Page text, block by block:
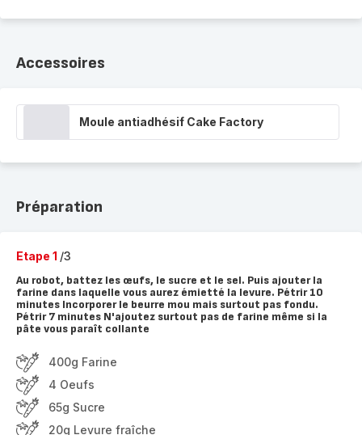
Accessoires
Moule antiadhésif Cake Factory
Préparation
Etape 1 /3
Au robot, battez les œufs, le sucre et le sel. Puis ajouter la
farine dans laquelle vous aurez émietté la levure. Pétrir 10
minutes Incorporer le beurre mou mais surtout pas fondu.
Pétrir 7 minutes N'ajoutez surtout pas de farine même si la
pâte vous paraît collante
400g Farine
4 Oeufs
65g Sucre
20g Levure fraîche